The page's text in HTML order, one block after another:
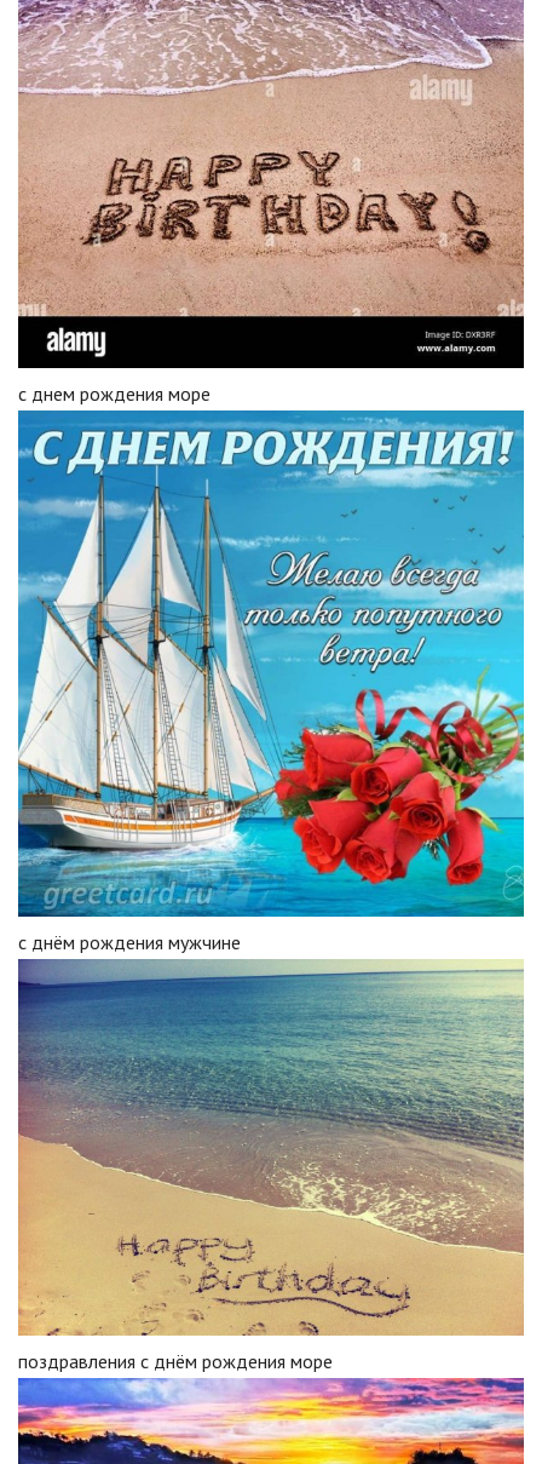
с днем рождения море
с днём рождения мужчине
поздравления с днём рождения море